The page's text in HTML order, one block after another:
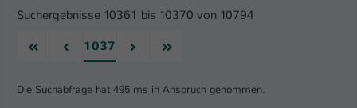
Suchergebnisse 10361 bis 10370 von 10794
Erste
Vorherige
1037 NächsteLetzte
Die Suchabfrage hat 495 ms in Anspruch genommen.